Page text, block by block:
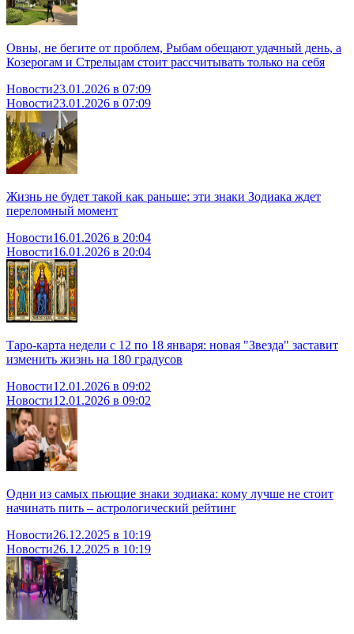
Овны, не бегите от проблем, Рыбам обещают удачный день, а
Козерогам и Стрельцам стоит рассчитывать только на себя
Новости23.01.2026 в 07:09
Новости23.01.2026 в 07:09
Жизнь не будет такой как раньше: эти знаки Зодиака ждет
переломный момент
Новости16.01.2026 в 20:04
Новости16.01.2026 в 20:04
Таро-карта недели с 12 по 18 января: новая "Звезда" заставит
изменить жизнь на 180 градусов
Новости12.01.2026 в 09:02
Новости12.01.2026 в 09:02
Одни из самых пьющие знаки зодиака: кому лучше не стоит
начинать пить – астрологический рейтинг
Новости26.12.2025 в 10:19
Новости26.12.2025 в 10:19